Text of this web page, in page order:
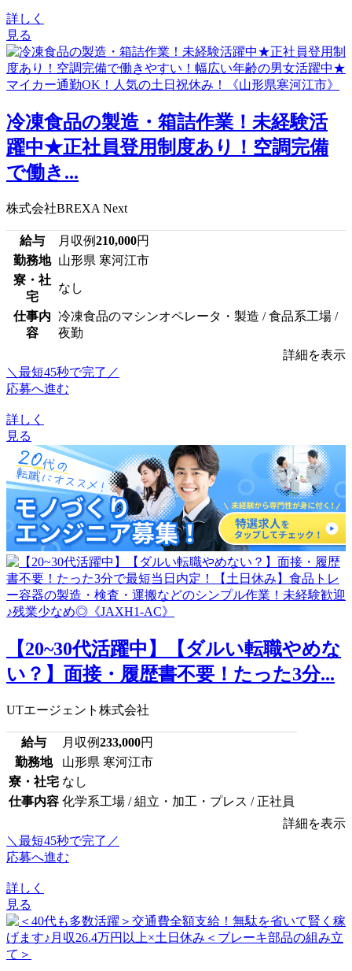
詳しく
見る
冷凍食品の製造・箱詰作業！未経験活
躍中★正社員登用制度あり！空調完備
で働き...
株式会社BREXA Next
給与 月収例210,000円
勤務地
山形県 寒河江市
寮・社
宅
なし
仕事内
容
冷凍食品のマシンオペレータ・製造 / 食品系工場 /
夜勤
詳細を表示
＼最短45秒で完了／
応募へ進む
詳しく
見る
【20~30代活躍中】【ダルい転職やめな
い？】面接・履歴書不要！たった3分...
UTエージェント株式会社
給与 月収例233,000円
勤務地
山形県 寒河江市
寮・社宅 なし
仕事内容 化学系工場 / 組立・加工・プレス / 正社員
詳細を表示
＼最短45秒で完了／
応募へ進む
詳しく
見る